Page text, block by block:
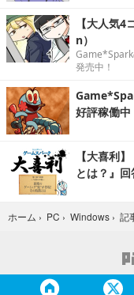
【大人気
n）
Game*Spark
発売中！
好評稼働中
【大喜利
とは？』回
ホーム › PC › Windows › 記